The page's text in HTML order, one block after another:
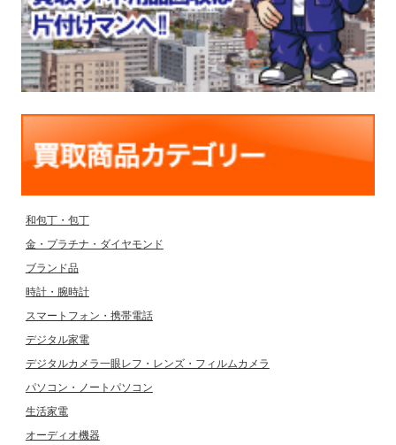
和包丁・包丁
金・プラチナ・ダイヤモンド
ブランド品
時計・腕時計
スマートフォン・携帯電話
デジタル家電
デジタルカメラ一眼レフ・レンズ・フィルムカメラ
パソコン・ノートパソコン
生活家電
オーディオ機器